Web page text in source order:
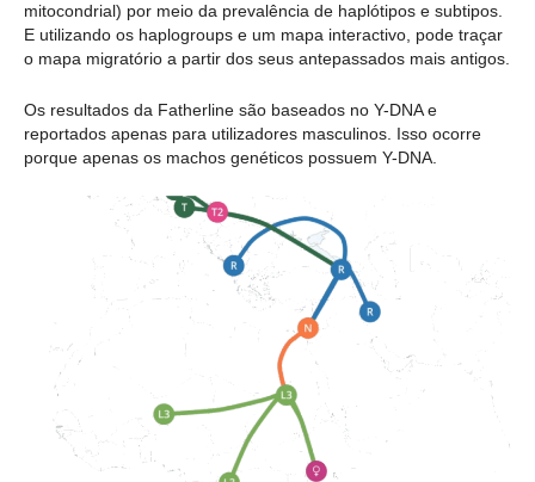
mitocondrial) por meio da prevalência de haplótipos e subtipos.
E utilizando os haplogroups e um mapa interactivo, pode traçar
o mapa migratório a partir dos seus antepassados mais antigos.
Os resultados da Fatherline são baseados no Y-DNA e
reportados apenas para utilizadores masculinos. Isso ocorre
porque apenas os machos genéticos possuem Y-DNA.